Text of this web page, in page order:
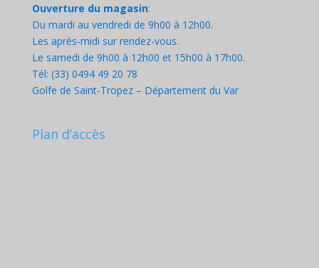
Ouverture du magasin:
Du mardi au vendredi de 9h00 à 12h00.
Les après-midi sur rendez-vous.
Le samedi de 9h00 à 12h00 et 15h00 à 17h00.
Tél: (33) 0494 49 20 78
Golfe de Saint-Tropez – Département du Var
Plan d’accès